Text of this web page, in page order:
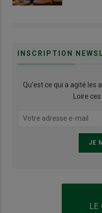
INSCRIPTION
Qu’est ce qui a agité les
Loire
LE